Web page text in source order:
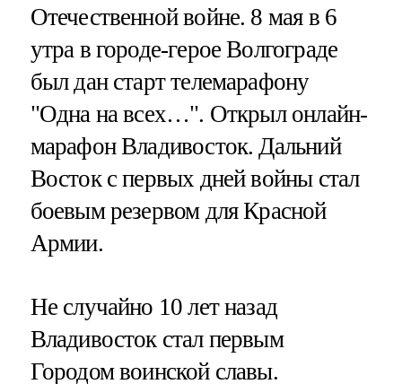
Отечественной войне. 8 мая в 6
утра в городе-герое Волгограде
был дан старт телемарафону
"Одна на всех…". Открыл онлайн-
марафон Владивосток. Дальний
Восток с первых дней войны стал
боевым резервом для Красной
Армии.
Не случайно 10 лет назад
Владивосток стал первым
Городом воинской славы.